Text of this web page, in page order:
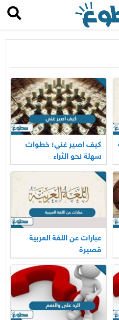
كيف اصير غني؛ خطوات
سهلة نحو الثراء
عبارات عن اللغة العربية
قصيرة